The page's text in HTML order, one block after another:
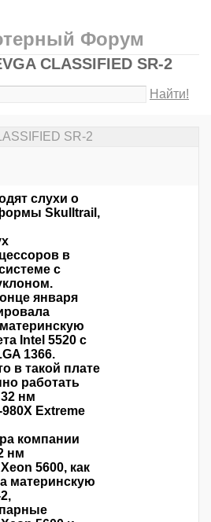
Форум
CLASSIFIED SR-2
Найти!
SR-2
слухи о
Skulltrail,
в
с
января
Intel 5520 с
1366.
в такой плате
работать
нм
Extreme
компании
нм
5600, как
материнскую